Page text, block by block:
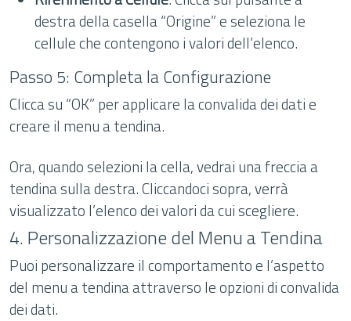
destra della casella “Origine” e seleziona le
cellule che contengono i valori dell’elenco.
Passo 5: Completa la Configurazione
Clicca su “OK” per applicare la convalida dei dati e
creare il menu a tendina.
Ora, quando selezioni la cella, vedrai una freccia a
tendina sulla destra. Cliccandoci sopra, verrà
visualizzato l’elenco dei valori da cui scegliere.
4. Personalizzazione del Menu a Tendina
Puoi personalizzare il comportamento e l’aspetto
del menu a tendina attraverso le opzioni di convalida
dei dati.